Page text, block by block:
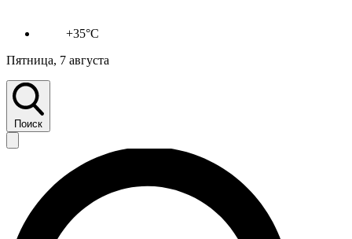
+35°C
Пятница, 7 августа
Поиск